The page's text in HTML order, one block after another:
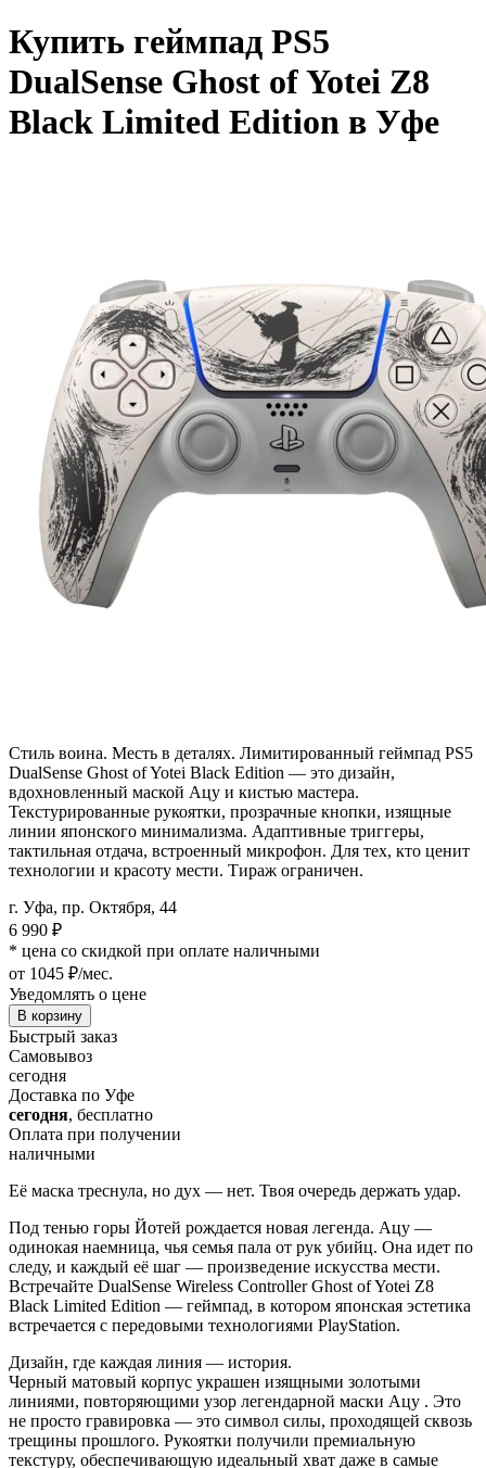
Купить геймпад PS5
DualSense Ghost of Yotei Z8
Black Limited Edition в Уфе
Стиль воина. Месть в деталях. Лимитированный геймпад PS5
DualSense Ghost of Yotei Black Edition — это дизайн,
вдохновленный маской Ацу и кистью мастера.
Текстурированные рукоятки, прозрачные кнопки, изящные
линии японского минимализма. Адаптивные триггеры,
тактильная отдача, встроенный микрофон. Для тех, кто ценит
технологии и красоту мести. Тираж ограничен.
г. Уфа, пр. Октября, 44
6 990 ₽
* цена со скидкой при оплате наличными
от 1045 ₽/мес.
Уведомлять о цене
В корзину
Быстрый заказ
Самовывоз
сегодня
Доставка по Уфе
сегодня, бесплатно
Оплата при получении
наличными
Её маска треснула, но дух — нет. Твоя очередь держать удар.
Под тенью горы Йотей рождается новая легенда. Ацу —
одинокая наемница, чья семья пала от рук убийц. Она идет по
следу, и каждый её шаг — произведение искусства мести.
Встречайте DualSense Wireless Controller Ghost of Yotei Z8
Black Limited Edition — геймпад, в котором японская эстетика
встречается с передовыми технологиями PlayStation.
Дизайн, где каждая линия — история.
Черный матовый корпус украшен изящными золотыми
линиями, повторяющими узор легендарной маски Ацу . Это
не просто гравировка — это символ силы, проходящей сквозь
трещины прошлого. Рукоятки получили премиальную
текстуру, обеспечивающую идеальный хват даже в самые